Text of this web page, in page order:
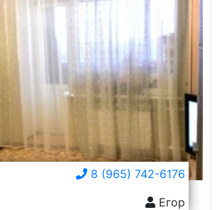
8 (965) 742-6176
Егор